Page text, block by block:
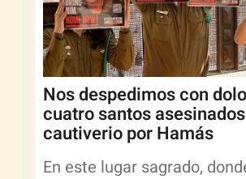
Nos despedimos con
cuatro santos
cautiverio por Hamás
En este lugar sagrado,